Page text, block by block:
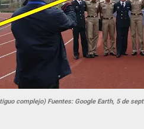
complejo) Fuentes: Google Earth, 5 de